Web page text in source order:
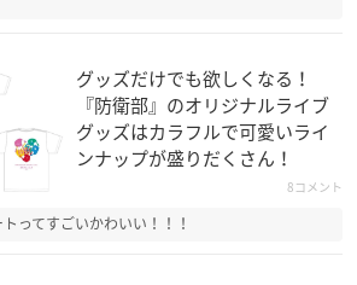
グッズだけでも欲しくなる！
『防衛部』のオリジナルライブ
グッズはカラフルで可愛いライ
ンナップが盛りだくさん！
8コメント
ってすごいかわいい！！！